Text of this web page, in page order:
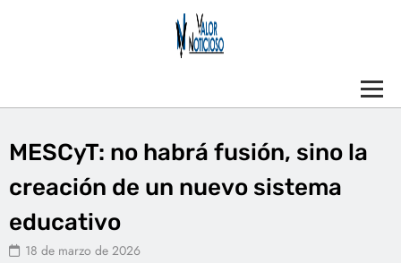
MESCyT: no habrá fusión, sino la
creación de un nuevo sistema
educativo
18 de marzo de 2026